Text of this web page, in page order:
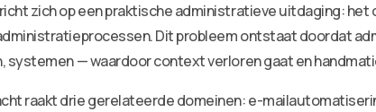
zich op een praktische administratieve uitdaging:
Dit probleem ontstaat doordat
systemen — waardoor context verloren gaat en
raakt drie gerelateerde domeinen: e-